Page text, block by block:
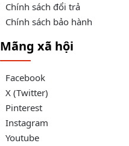
Chính sách đổi trả
Chính sách bảo hành
Mãng xã hội
Facebook
X (Twitter)
Pinterest
Instagram
Youtube